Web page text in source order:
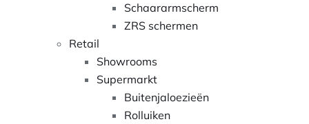
Schaararmscherm
ZRS schermen
Retail
Showrooms
Supermarkt
Buitenjaloezieën
Rolluiken